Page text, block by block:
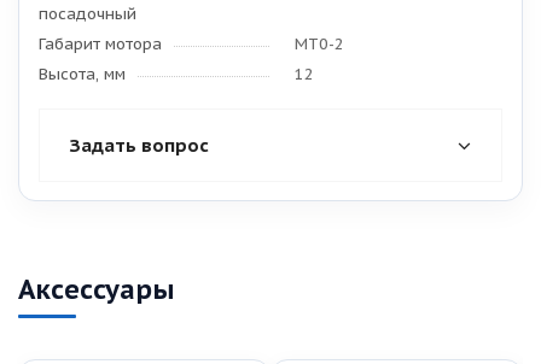
посадочный
Габарит мотора
МТ0-2
Высота, мм
12
Задать вопрос
Аксессуары